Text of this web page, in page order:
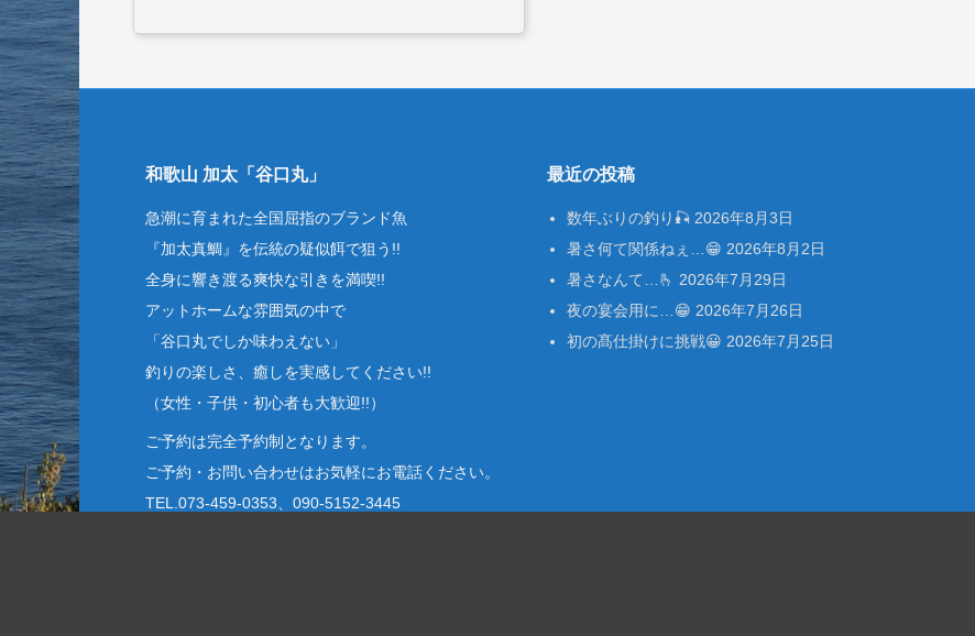
和歌山 加太「谷口丸」
急潮に育まれた全国屈指のブランド魚
『加太真鯛』を伝統の疑似餌で狙う!!
全身に響き渡る爽快な引きを満喫!!
アットホームな雰囲気の中で
「谷口丸でしか味わえない」
釣りの楽しさ、癒しを実感してください!!
（女性・子供・初心者も大歓迎!!）
ご予約は完全予約制となります。
ご予約・お問い合わせはお気軽にお電話ください。
TEL.073-459-0353、090-5152-3445
最近の投稿
数年ぶりの釣り🎣 2026年8月3日
暑さ何て関係ねぇ…😁 2026年8月2日
暑さなんて…🫰 2026年7月29日
夜の宴会用に…😁 2026年7月26日
初の髙仕掛けに挑戦😀 2026年7月25日